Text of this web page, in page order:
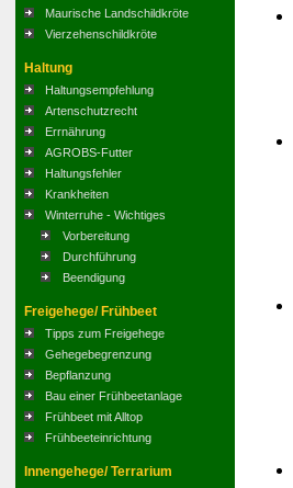
Maurische Landschildkröte
Vierzehenschildkröte
Haltung
Haltungsempfehlung
Artenschutzrecht
Errnährung
AGROBS-Futter
Haltungsfehler
Krankheiten
Winterruhe - Wichtiges
Vorbereitung
Durchführung
Beendigung
Freigehege/ Frühbeet
Tipps zum Freigehege
Gehegebegrenzung
Bepflanzung
Bau einer Frühbeetanlage
Frühbeet mit Alltop
Frühbeeteinrichtung
Innengehege/ Terrarium